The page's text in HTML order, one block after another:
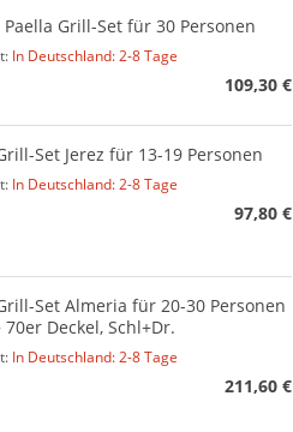
Paella Grill-Set für 30 Personen
In Deutschland: 2-8 Tage
109,30 €
Set Jerez für 13-19 Personen
In Deutschland: 2-8 Tage
97,80 €
Set Almeria für 20-30 Personen
70er Deckel, Schl+Dr.
In Deutschland: 2-8 Tage
211,60 €